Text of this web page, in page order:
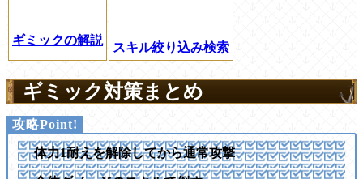
ギミックの解説
スキル絞り込み検索
ギミック対策まとめ
体力1耐えを解除してから通常攻撃